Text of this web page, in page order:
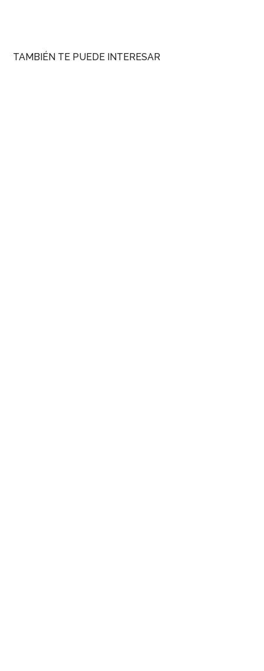
TAMBIÉN TE PUEDE INTERESAR